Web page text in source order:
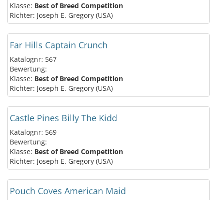
Klasse: Best of Breed Competition
Richter: Joseph E. Gregory (USA)
Far Hills Captain Crunch
Katalognr: 567
Bewertung:
Klasse: Best of Breed Competition
Richter: Joseph E. Gregory (USA)
Castle Pines Billy The Kidd
Katalognr: 569
Bewertung:
Klasse: Best of Breed Competition
Richter: Joseph E. Gregory (USA)
Pouch Coves American Maid